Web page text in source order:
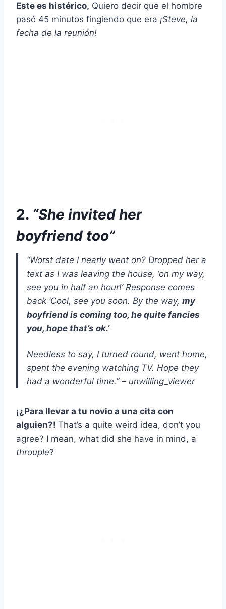
Este es histérico, Quiero decir que el hombre
pasó 45 minutos fingiendo que era ¡Steve, la
fecha de la reunión!
2. “She invited her
boyfriend too”
“Worst date I nearly went on? Dropped her a
text as I was leaving the house, ‘on my way,
see you in half an hour!’ Response comes
back ‘Cool, see you soon. By the way, my
boyfriend is coming too, he quite fancies
you, hope that’s ok.’
Needless to say, I turned round, went home,
spent the evening watching TV. Hope they
had a wonderful time.” – unwilling_viewer
¡¿Para llevar a tu novio a una cita con
alguien?! That’s a quite weird idea, don’t you
agree? I mean, what did she have in mind, a
throuple?